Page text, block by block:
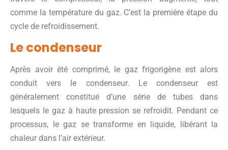
comme la température du gaz. C’est la première étape du
cycle de refroidissement.
Le condenseur
Après avoir été comprimé, le gaz frigorigène est alors
conduit vers le condenseur. Le condenseur est
généralement constitué d’une série de tubes dans
lesquels le gaz à haute pression se refroidit. Pendant ce
processus, le gaz se transforme en liquide, libérant la
chaleur dans l’air extérieur.